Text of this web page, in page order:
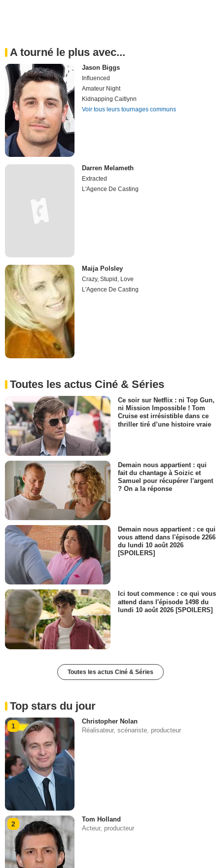
A tourné le plus avec...
Jason Biggs
Influenced
Amateur Night
Kidnapping Caitlynn
Voir tous leurs tournages communs
Darren Melameth
Extracted
L'Agence De Casting
Maija Polsley
Crazy, Stupid, Love
L'Agence De Casting
Toutes les actus Ciné & Séries
Ce soir sur Netflix : ni Top Gun,
ni Mission Impossible ! Tom
Cruise est irrésistible dans ce
thriller tiré d’une histoire vraie
Demain nous appartient : qui
fait du chantage à Soizic et
Samuel pour récupérer l'argent
? On a la réponse
Demain nous appartient : ce qui
vous attend dans l'épisode 2266
du lundi 10 août 2026
[SPOILERS]
Ici tout commence : ce qui vous
attend dans l'épisode 1498 du
lundi 10 août 2026 [SPOILERS]
Toutes les actus Ciné & Séries
Top stars du jour
1
Christopher Nolan
Réalisateur, scénariste, producteur
2
Tom Holland
Acteur, producteur